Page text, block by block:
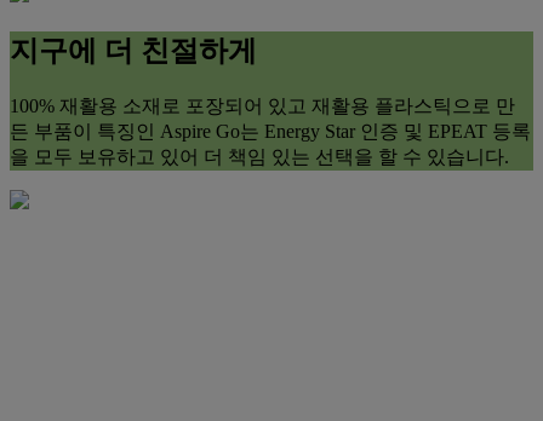
지구에 더 친절하게
100% 재활용 소재로 포장되어 있고 재활용 플라스틱으로 만
든 부품이 특징인 Aspire Go는 Energy Star 인증 및 EPEAT 등록
을 모두 보유하고 있어 더 책임 있는 선택을 할 수 있습니다.